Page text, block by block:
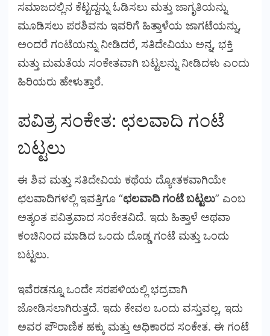
ಸಮಾಜದಲ್ಲಿನ ಕೆಟ್ಟದ್ದನ್ನು ಓಡಿಸಲು ಮತ್ತು ಜಾಗೃತಿಯನ್ನು
ಮೂಡಿಸಲು ಪರಶಿವನು ಇವರಿಗೆ ಹಿತ್ತಾಳೆಯ ಜಾಗಟೆಯನ್ನು,
ಅಂದರೆ ಗಂಟೆಯನ್ನು ನೀಡಿದರೆ, ಸತಿದೇವಿಯು ಅನ್ನ, ಭಕ್ತಿ
ಮತ್ತು ಮಮತೆಯ ಸಂಕೇತವಾಗಿ ಬಟ್ಟಲನ್ನು ನೀಡಿದಳು ಎಂದು
ಹಿರಿಯರು ಹೇಳುತ್ತಾರೆ.
ಪವಿತ್ರ ಸಂಕೇತ: ಛಲವಾದಿ ಗಂಟೆ
ಬಟ್ಟಲು
ಈ ಶಿವ ಮತ್ತು ಸತಿದೇವಿಯ ಕಥೆಯ ದ್ಯೋತಕವಾಗಿಯೇ
ಛಲವಾದಿಗಳಲ್ಲಿ ಇವತ್ತಿಗೂ “ಛಲವಾದಿ ಗಂಟೆ ಬಟ್ಟಲು” ಎಂಬ
ಅತ್ಯಂತ ಪವಿತ್ರವಾದ ಸಂಕೇತವಿದೆ. ಇದು ಹಿತ್ತಾಳೆ ಅಥವಾ
ಕಂಚಿನಿಂದ ಮಾಡಿದ ಒಂದು ದೊಡ್ಡ ಗಂಟೆ ಮತ್ತು ಒಂದು
ಬಟ್ಟಲು.
ಇವೆರಡನ್ನೂ ಒಂದೇ ಸರಪಳಿಯಲ್ಲಿ ಭದ್ರವಾಗಿ
ಜೋಡಿಸಲಾಗಿರುತ್ತದೆ. ಇದು ಕೇವಲ ಒಂದು ವಸ್ತುವಲ್ಲ, ಇದು
ಅವರ ಪೌರಾಣಿಕ ಹಕ್ಕು ಮತ್ತು ಅಧಿಕಾರದ ಸಂಕೇತ. ಈ ಗಂಟೆ